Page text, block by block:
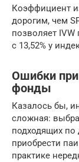
Коэффициент
дорогим, чем
позволяет
с 13,52% у
Ошибки
фонды
Казалось бы,
сложная:
подходящих по
приобрести
практике